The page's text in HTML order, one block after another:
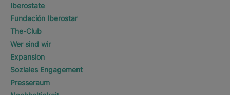
Iberostate
Fundación Iberostar
The-Club
Wer sind wir
Expansion
Soziales Engagement
Presseraum